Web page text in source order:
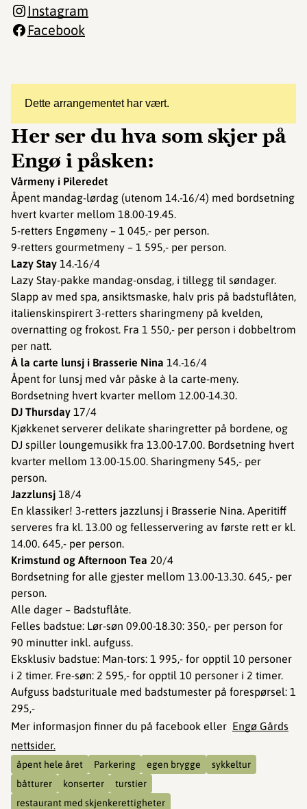
Dette arrangementet har vært.
Her ser du hva som skjer på
Engø i påsken:
Vårmeny i Pileredet
Åpent mandag-lørdag (utenom 14.-16/4) med bordsetning
hvert kvarter mellom 18.00-19.45.
5-retters Engømeny – 1 045,- per person.
9-retters gourmetmeny – 1 595,- per person.
Lazy Stay 14.-16/4
Lazy Stay-pakke mandag-onsdag, i tillegg til søndager.
Slapp av med spa, ansiktsmaske, halv pris på badstuflåten,
italienskinspirert 3-retters sharingmeny på kvelden,
overnatting og frokost. Fra 1 550,- per person i dobbeltrom
per natt.
À la carte lunsj i Brasserie Nina 14.-16/4
Åpent for lunsj med vår påske à la carte-meny.
Bordsetning hvert kvarter mellom 12.00-14.30.
DJ Thursday 17/4
Kjøkkenet serverer delikate sharingretter på bordene, og
DJ spiller loungemusikk fra 13.00-17.00. Bordsetning hvert
kvarter mellom 13.00-15.00. Sharingmeny 545,- per
person.
Jazzlunsj 18/4
En klassiker! 3-retters jazzlunsj i Brasserie Nina. Aperitiff
serveres fra kl. 13.00 og fellesservering av første rett er kl.
14.00. 645,- per person.
Krimstund og Afternoon Tea 20/4
Bordsetning for alle gjester mellom 13.00-13.30. 645,- per
person.
Alle dager – Badstuflåte.
Felles badstue: Lør-søn 09.00-18.30: 350,- per person for
90 minutter inkl. aufguss.
Eksklusiv badstue: Man-tors: 1 995,- for opptil 10 personer
i 2 timer. Fre-søn: 2 595,- for opptil 10 personer i 2 timer.
Aufguss badsturituale med badstumester på forespørsel: 1
295,-
Mer informasjon finner du på facebook eller Engø Gårds
nettsider.
åpent hele året Parkering egen brygge
sykkeltur
båtturer
konserter
turstier
restaurant med skjenkerettigheter
Instagram
Facebook